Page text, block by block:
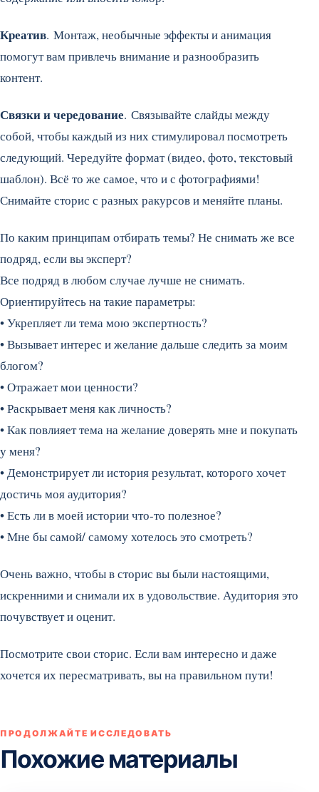
Креатив. Монтаж, необычные эффекты и анимация
помогут вам привлечь внимание и разнообразить
контент.
Связки и чередование. Связывайте слайды между
собой, чтобы каждый из них стимулировал посмотреть
следующий. Чередуйте формат (видео, фото, текстовый
шаблон). Всё то же самое, что и с фотографиями!
Снимайте сторис с разных ракурсов и меняйте планы.
По каким принципам отбирать темы? Не снимать же все
подряд, если вы эксперт?
Все подряд в любом случае лучше не снимать.
Ориентируйтесь на такие параметры:
• Укрепляет ли тема мою экспертность?
• Вызывает интерес и желание дальше следить за моим
блогом?
• Отражает мои ценности?
• Раскрывает меня как личность?
• Как повлияет тема на желание доверять мне и покупать
у меня?
• Демонстрирует ли история результат, которого хочет
достичь моя аудитория?
• Есть ли в моей истории что-то полезное?
• Мне бы самой/ самому хотелось это смотреть?
Очень важно, чтобы в сторис вы были настоящими,
искренними и снимали их в удовольствие. Аудитория это
почувствует и оценит.
Посмотрите свои сторис. Если вам интересно и даже
хочется их пересматривать, вы на правильном пути!
ПРОДОЛЖАЙТЕ ИССЛЕДОВАТЬ
Похожие материалы